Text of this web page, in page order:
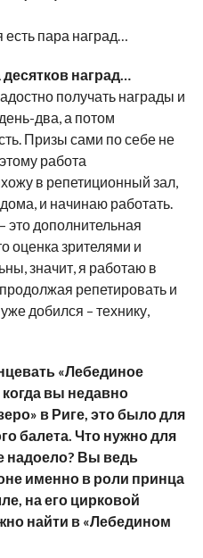
пара наград…
наград…
получать награды и
два, а потом
Призы сами по себе не
работа
в репетиционный зал,
и начинаю работать.
это дополнительная
оценка зрителями и
значит, я работаю в
репетировать и
добился – технику,
«Лебединое
вы недавно
в Риге, это было для
балета. Что нужно для
надоело? Вы ведь
именно в роли принца
на его цирковой
найти в «Лебедином